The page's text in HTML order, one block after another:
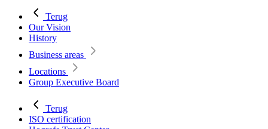
Terug
Our Vision
History
Business areas
Locations
Group Executive Board
Terug
ISO certification